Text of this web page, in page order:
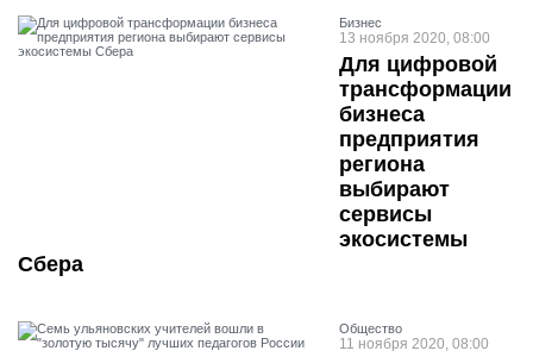
Бизнес
13 ноября 2020, 08:00
Для цифровой
трансформации
бизнеса
предприятия
региона
выбирают
сервисы
экосистемы
Сбера
Общество
11 ноября 2020, 08:00